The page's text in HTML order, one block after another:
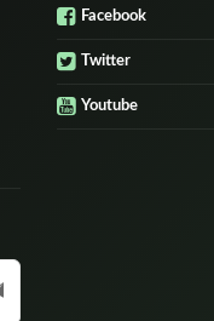
Facebook
Twitter
Youtube